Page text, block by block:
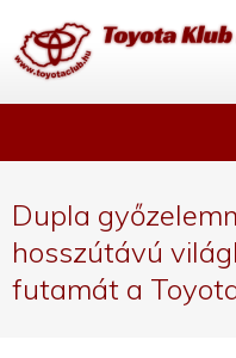
Dupla
hosszútávú
futamát a